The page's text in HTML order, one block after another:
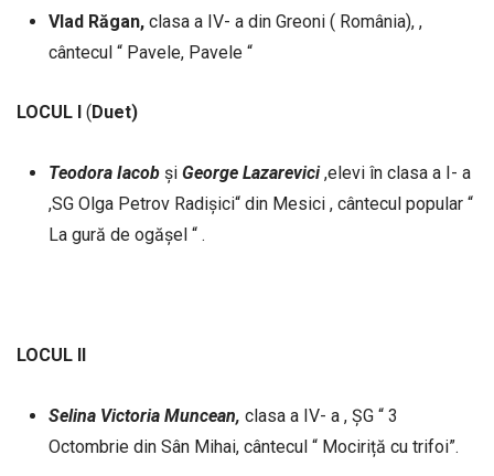
Vlad Răgan, clasa a IV- a din Greoni ( România), ,
cântecul “ Pavele, Pavele “
LOCUL I (Duet)
Teodora Iacobși George Lazarevici,elevi în clasa a I- a
,SG Olga Petrov Radișici“ din Mesici , cântecul popular “
La gură de ogășel “ .
LOCUL II
Selina Victoria Muncean, clasa a IV- a , ȘG “ 3
Octombrie din Sân Mihai, cântecul “ Mociriță cu trifoi”.